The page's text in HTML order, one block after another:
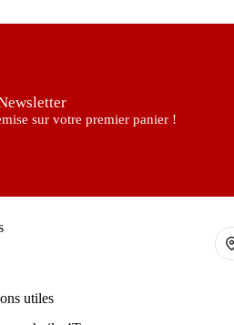
sur votre premier panier !
utiles